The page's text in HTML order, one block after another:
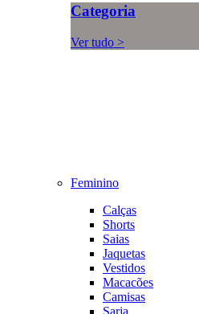
Categoria
Ver tudo >
Feminino
Calças
Shorts
Saias
Jaquetas
Vestidos
Macacões
Camisas
Sarja